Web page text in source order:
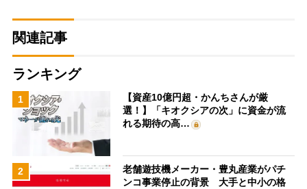
関連記事
ランキング
1
【資産10億円超・かんちさんが厳
選！】「キオクシアの次」に資金が流
れる期待の高…
2
老舗遊技機メーカー・豊丸産業がパチ
ンコ事業停止の背景 大手と中小の格